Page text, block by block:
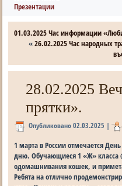
Презентации
01.03.2025 Час информации
«26.02.2025 Час народных
28.02.2025
прятки».
Опубликовано 02.03.2025 |
1 марта в России отмечается
дню. Обучающиеся 1 «Ж» класса
одомашнивания кошек, и
Ребята на отлично